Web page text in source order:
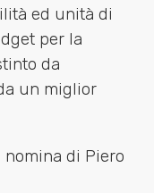
ed unità di
per la
da
un miglior
di Piero